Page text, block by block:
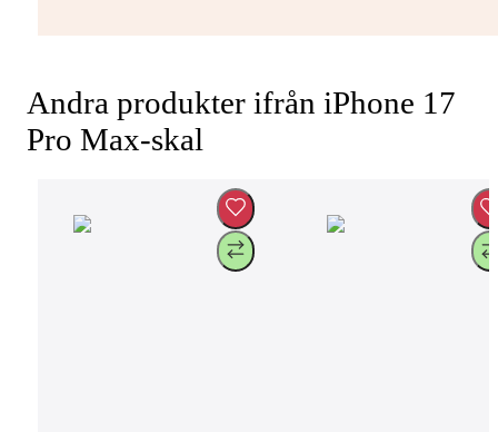
Andra produkter ifrån iPhone 17
Pro Max-skal